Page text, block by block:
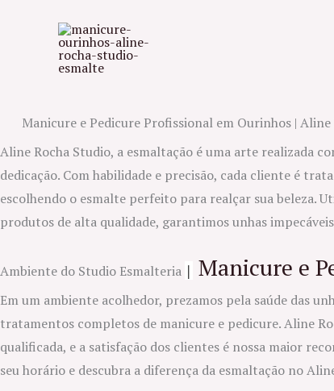
Manicure e Pedicure Profissional em Ourinhos |
Aline Rocha Studio, a esmaltação é uma arte realizada
dedicação. Com habilidade e precisão, cada cliente é
escolhendo o esmalte perfeito para realçar sua beleza.
produtos de alta qualidade, garantimos unhas
Ambiente do Studio Esmalteria | Manicure e
Em um ambiente acolhedor, prezamos pela saúde das
tratamentos completos de manicure e pedicure. Aline
qualificada, e a satisfação dos clientes é nossa maior
seu horário e descubra a diferença da esmaltação no